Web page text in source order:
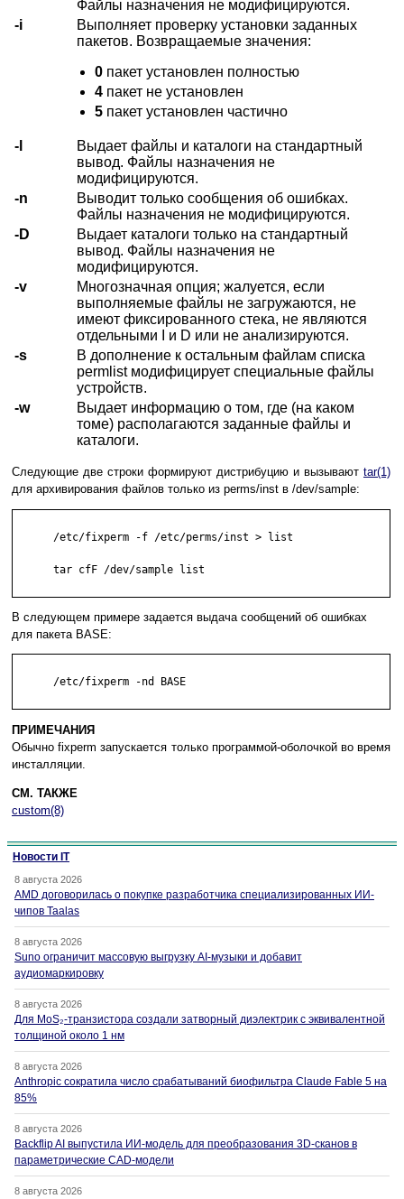
Файлы назначения не модифицируются.
-i
Выполняет проверку установки заданных
пакетов. Возвращаемые значения:
0 пакет установлен полностью
4 пакет не установлен
5 пакет установлен частично
-l
Выдает файлы и каталоги на стандартный
вывод. Файлы назначения не
модифицируются.
-n
Выводит только сообщения об ошибках.
Файлы назначения не модифицируются.
-D
Выдает каталоги только на стандартный
вывод. Файлы назначения не
модифицируются.
-v
Многозначная опция; жалуется, если
выполняемые файлы не загружаются, не
имеют фиксированного стека, не являются
отдельными I и D или не анализируются.
-s
В дополнение к остальным файлам списка
permlist модифицирует специальные файлы
устройств.
-w
Выдает информацию о том, где (на каком
томе) располагаются заданные файлы и
каталоги.
Следующие две строки формируют дистрибуцию и вызывают tar(1)
для архивирования файлов только из perms/inst в /dev/sample:
      /etc/fixperm -f /etc/perms/inst > list
      tar cfF /dev/sample list
В следующем примере задается выдача сообщений об ошибках
для пакета BASE:
      /etc/fixperm -nd BASE
ПРИМЕЧАНИЯ
Обычно fixperm запускается только программой-оболочкой во время
инсталляции.
СМ. ТАКЖЕ
custom(8)
Новости IT
8 августа 2026
AMD договорилась о покупке разработчика специализированных ИИ-
чипов Taalas
8 августа 2026
Suno ограничит массовую выгрузку AI-музыки и добавит
аудиомаркировку
8 августа 2026
Для MoS₂-транзистора создали затворный диэлектрик с эквивалентной
толщиной около 1 нм
8 августа 2026
Anthropic сократила число срабатываний биофильтра Claude Fable 5 на
85%
8 августа 2026
Backflip AI выпустила ИИ-модель для преобразования 3D-сканов в
параметрические CAD-модели
8 августа 2026